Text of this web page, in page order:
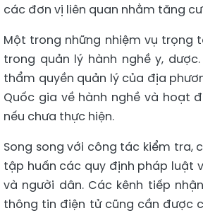
các đơn vị liên quan nhằm tăng
Một trong những nhiệm vụ trọng
trong quản lý hành nghề y,
thẩm quyền quản lý của địa
Quốc gia về hành nghề và hoạt
nếu chưa thực hiện.
Song song với công tác kiểm tra,
tập huấn các quy định pháp luật
và người dân. Các kênh tiếp
thông tin điện tử cũng cần được